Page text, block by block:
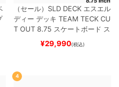
（セール） SLD DECK エスエル
ディー デッキ TEAM TECK CU
T OUT 8.75 スケートボード ス
¥29,990(税込)
4